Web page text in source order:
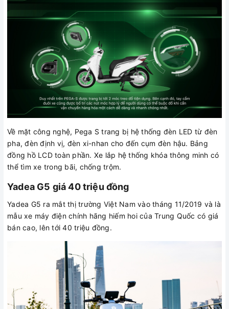
Về mặt công nghệ, Pega S trang bị hệ thống đèn LED từ đèn
pha, đèn định vị, đèn xi-nhan cho đến cụm đèn hậu. Bảng
đồng hồ LCD toàn phần. Xe lắp hệ thống khóa thông minh có
thể tìm xe trong bãi, chống trộm.
Yadea G5 giá 40 triệu đồng
Yadea G5 ra mắt thị trường Việt Nam vào tháng 11/2019 và là
mẫu xe máy điện chính hãng hiếm hoi của Trung Quốc có giá
bán cao, lên tới 40 triệu đồng.